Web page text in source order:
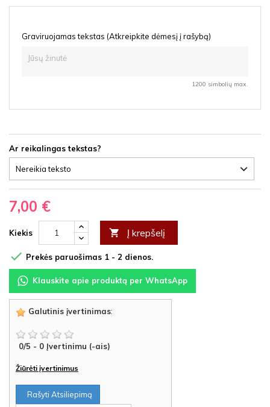
Graviruojamas tekstas (Atkreipkite dėmesį į rašybą)
1200 simbolių max.
Ar reikalingas tekstas?
7,00 €
Kiekis  Į krepšelį
 Prekės paruošimas 1 - 2 dienos.
Klauskite apie produktą per WhatsApp
Galutinis įvertinimas:
0/5 - 0 Įvertinimu (-ais)
Žiūrėti įvertinimus
Rašyti Atsiliepimą